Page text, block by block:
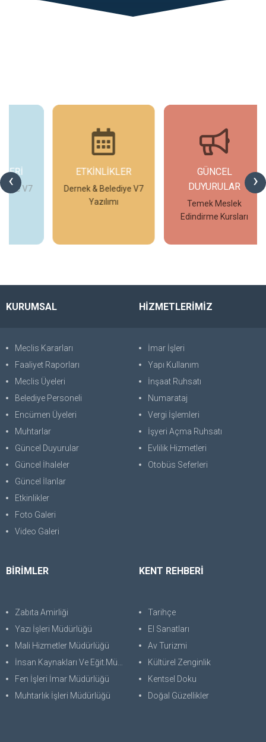
‹ ›
ETKİNLİKLER
Dernek & Belediye V7
Yazılımı
GÜNCEL
DUYURULAR
Temek Meslek
Edindirme Kursları
KURUMSAL
Meclis Kararları
Faaliyet Raporları
Meclis Üyeleri
Belediye Personeli
Encümen Üyeleri
Muhtarlar
Güncel Duyurular
Güncel İhaleler
Güncel İlanlar
Etkinlikler
Foto Galeri
Video Galeri
HİZMETLERİMİZ
İmar İşleri
Yapı Kullanım
İnşaat Ruhsatı
Numarataj
Vergi İşlemleri
İşyeri Açma Ruhsatı
Evlilik Hizmetleri
Otobüs Seferleri
BİRİMLER
Zabıta Amirliği
Yazı İşleri Müdürlüğü
Mali Hizmetler Müdürlüğü
İnsan Kaynakları Ve Eğit.Müdürlüğü
Fen İşleri İmar Müdürlüğü
Muhtarlık İşleri Müdürlüğü
KENT REHBERİ
Tarihçe
El Sanatları
Av Turizmi
Kültürel Zenginlik
Kentsel Doku
Doğal Güzellikler